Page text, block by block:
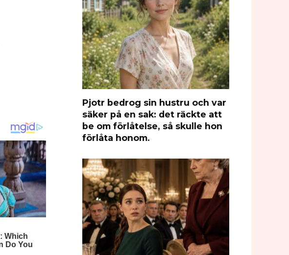
Pjotr bedrog sin hustru och var
säker på en sak: det räckte att
be om förlåtelse, så skulle hon
förlåta honom.